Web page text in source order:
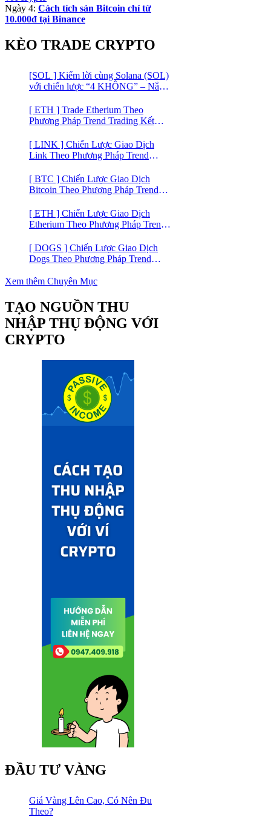
Ngày 4: Cách tích sản Bitcoin chỉ từ
10.000đ tại Binance
KÈO TRADE CRYPTO
[SOL ] Kiếm lời cùng Solana (SOL)
với chiến lược “4 KHÔNG” – Nắm
lý
[ ETH ] Trade Etherium Theo
Phương Pháp Trend Trading Kết
[ LINK ] Chiến Lược Giao Dịch
Link Theo Phương Pháp Trend
[ BTC ] Chiến Lược Giao Dịch
Bitcoin Theo Phương Pháp Trend
[ ETH ] Chiến Lược Giao Dịch
Etherium Theo Phương Pháp Trend
[ DOGS ] Chiến Lược Giao Dịch
Dogs Theo Phương Pháp Trend
Yết trên Binance
Xem thêm Chuyên Mục
TẠO NGUỒN THU
NHẬP THỤ ĐỘNG VỚI
CRYPTO
ĐẦU TƯ VÀNG
Giá Vàng Lên Cao, Có Nên Đu
Theo?